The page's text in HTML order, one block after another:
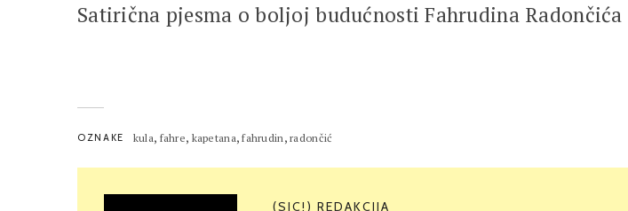
Satirična pjesma o boljoj budućnosti Fahrudina Radončića
OZNAKE kula, fahre, kapetana,fahrudin,radončić
(SIC!) REDAKCIJA